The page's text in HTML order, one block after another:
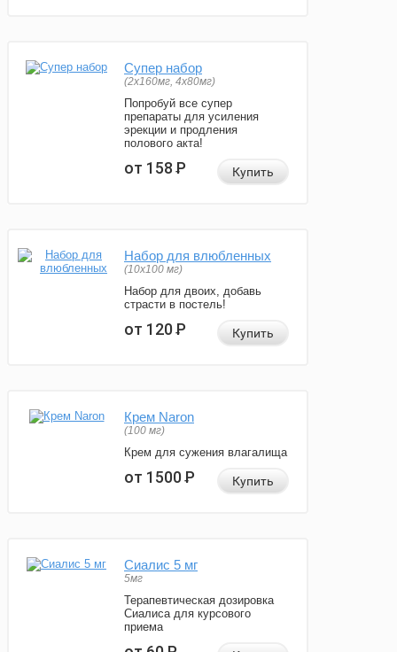
Супер набор
(2х160мг, 4х80мг)
Попробуй все супер
препараты для усиления
эрекции и продления
полового акта!
от 158Р Купить
Набор для влюбленных
(10х100 мг)
Набор для двоих, добавь
страсти в постель!
от 120Р Купить
Крем Naron
(100 мг)
Крем для сужения влагалища
от 1500Р Купить
Сиалис 5 мг
5мг
Терапевтическая дозировка
Сиалиса для курсового
приема